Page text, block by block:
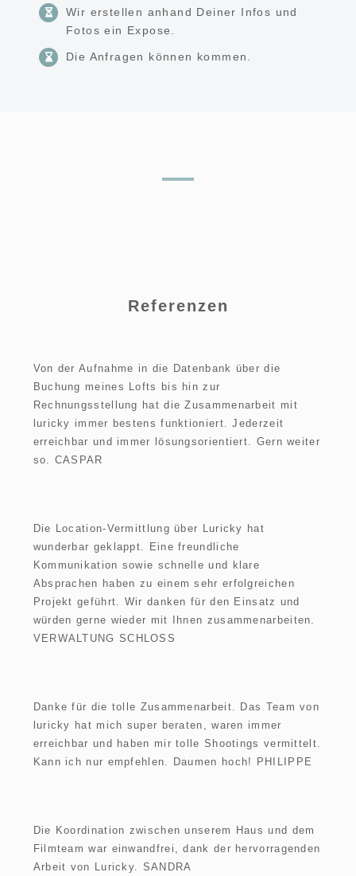
Wir erstellen anhand Deiner Infos und
Fotos ein Expose.
Die Anfragen können kommen.
Referenzen
Von der Aufnahme in die Datenbank über die
Buchung meines Lofts bis hin zur
Rechnungsstellung hat die Zusammenarbeit mit
luricky immer bestens funktioniert. Jederzeit
erreichbar und immer lösungsorientiert. Gern weiter
so. CASPAR
Die Location-Vermittlung über Luricky hat
wunderbar geklappt. Eine freundliche
Kommunikation sowie schnelle und klare
Absprachen haben zu einem sehr erfolgreichen
Projekt geführt. Wir danken für den Einsatz und
würden gerne wieder mit Ihnen zusammenarbeiten.
VERWALTUNG SCHLOSS
Danke für die tolle Zusammenarbeit. Das Team von
luricky hat mich super beraten, waren immer
erreichbar und haben mir tolle Shootings vermittelt.
Kann ich nur empfehlen. Daumen hoch! PHILIPPE
Die Koordination zwischen unserem Haus und dem
Filmteam war einwandfrei, dank der hervorragenden
Arbeit von Luricky. SANDRA